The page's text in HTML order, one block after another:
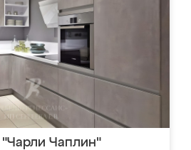
"Чарли Чаплин"